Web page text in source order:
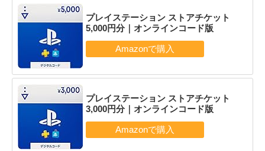
プレイステーション ストアチケット
5,000円分｜オンラインコード版
プレイステーション ストアチケット
3,000円分｜オンラインコード版